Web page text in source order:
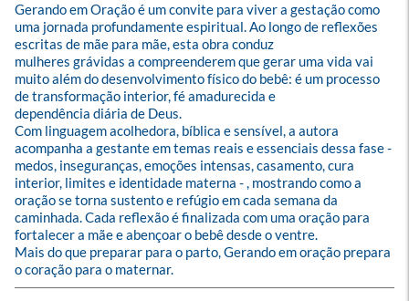
Gerando em Oração é um convite para viver a gestação como
uma jornada profundamente espiritual. Ao longo de reflexões
escritas de mãe para mãe, esta obra conduz
mulheres grávidas a compreenderem que gerar uma vida vai
muito além do desenvolvimento físico do bebê: é um processo
de transformação interior, fé amadurecida e
dependência diária de Deus.
Com linguagem acolhedora, bíblica e sensível, a autora
acompanha a gestante em temas reais e essenciais dessa fase -
medos, inseguranças, emoções intensas, casamento, cura
interior, limites e identidade materna - , mostrando como a
oração se torna sustento e refúgio em cada semana da
caminhada. Cada reflexão é finalizada com uma oração para
fortalecer a mãe e abençoar o bebê desde o ventre.
Mais do que preparar para o parto, Gerando em oração prepara
o coração para o maternar.